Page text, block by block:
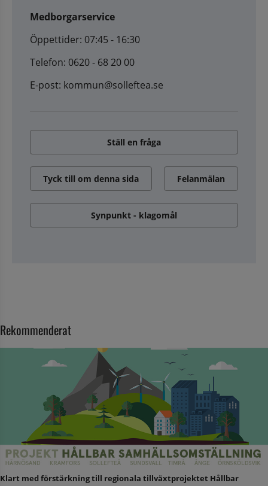
Medborgarservice
Öppettider: 07:45 - 16:30
Telefon: 0620 - 68 20 00
E-post: kommun@solleftea.se
Ställ en fråga
Tyck till om denna sida Felanmälan
Synpunkt - klagomål
Rekommenderat
Klart med förstärkning till regionala tillväxtprojektet Hållbar